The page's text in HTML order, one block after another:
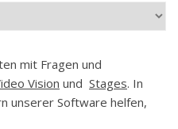
mit Fragen und
Vision und Stages. In
unserer Software helfen,